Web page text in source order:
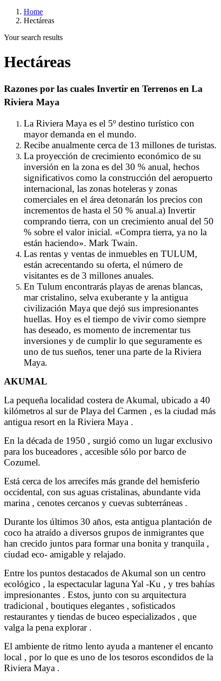
Home
Hectáreas
Your search results
Hectáreas
Razones por las cuales Invertir en Terrenos en La
Riviera Maya
La Riviera Maya es el 5º destino turístico con
mayor demanda en el mundo.
Recibe anualmente cerca de 13 millones de turistas.
La proyección de crecimiento económico de su
inversión en la zona es del 30 % anual, hechos
significativos como la construcción del aeropuerto
internacional, las zonas hoteleras y zonas
comerciales en el área detonarán los precios con
incrementos de hasta el 50 % anual.a) Invertir
comprando tierra, con un crecimiento anual del 50
% sobre el valor inicial. «Compra tierra, ya no la
están haciendo». Mark Twain.
Las rentas y ventas de inmuebles en TULUM,
están acrecentando su oferta, el número de
visitantes es de 3 millones anuales.
En Tulum encontrarás playas de arenas blancas,
mar cristalino, selva exuberante y la antigua
civilización Maya que dejó sus impresionantes
huellas. Hoy es el tiempo de vivir como siempre
has deseado, es momento de incrementar tus
inversiones y de cumplir lo que seguramente es
uno de tus sueños, tener una parte de la Riviera
Maya.
AKUMAL
La pequeña localidad costera de Akumal, ubicado a 40
kilómetros al sur de Playa del Carmen , es la ciudad más
antigua resort en la Riviera Maya .
En la década de 1950 , surgió como un lugar exclusivo
para los buceadores , accesible sólo por barco de
Cozumel.
Está cerca de los arrecifes más grande del hemisferio
occidental, con sus aguas cristalinas, abundante vida
marina , cenotes cercanos y cuevas subterráneas .
Durante los últimos 30 años, esta antigua plantación de
coco ha atraído a diversos grupos de inmigrantes que
han crecido juntos para formar una bonita y tranquila ,
ciudad eco- amigable y relajado.
Entre los puntos destacados de Akumal son un centro
ecológico , la espectacular laguna Yal -Ku , y tres bahías
impresionantes . Estos, junto con su arquitectura
tradicional , boutiques elegantes , sofisticados
restaurantes y tiendas de buceo especializados , que
valga la pena explorar .
El ambiente de ritmo lento ayuda a mantener el encanto
local , por lo que es uno de los tesoros escondidos de la
Riviera Maya .